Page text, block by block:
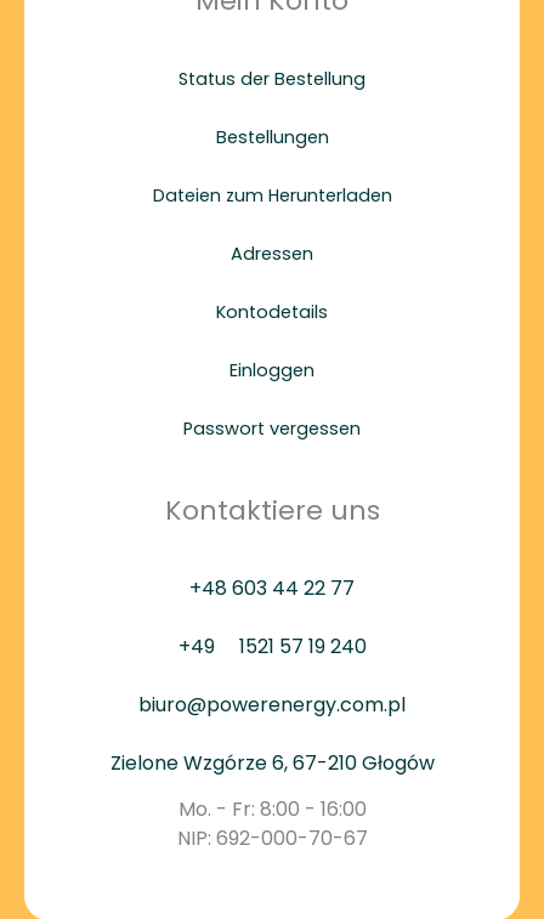
Status der Bestellung
Bestellungen
Dateien zum Herunterladen
Adressen
Kontodetails
Einloggen
Passwort vergessen
Kontaktiere uns
+48 603 44 22 77
+49 1521 57 19 240
biuro@powerenergy.com.pl
Zielone Wzgórze 6, 67-210 Głogów
Mo. - Fr: 8:00 - 16:00
NIP: 692-000-70-67